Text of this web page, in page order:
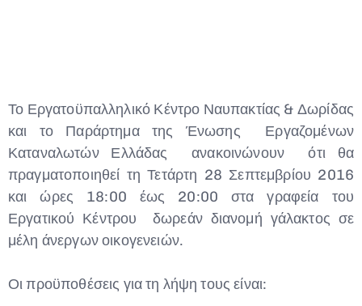
Το Εργατοϋπαλληλικό Κέντρο Ναυπακτίας & Δωρίδας
και το Παράρτημα της Ένωσης Εργαζομένων
Καταναλωτών Ελλάδας ανακοινώνουν ότι θα
πραγματοποιηθεί τη Τετάρτη 28 Σεπτεμβρίου 2016
και ώρες 18:00 έως 20:00 στα γραφεία του
Εργατικού Κέντρου δωρεάν διανομή γάλακτος σε
μέλη άνεργων οικογενειών.
Οι προϋποθέσεις για τη λήψη τους είναι: